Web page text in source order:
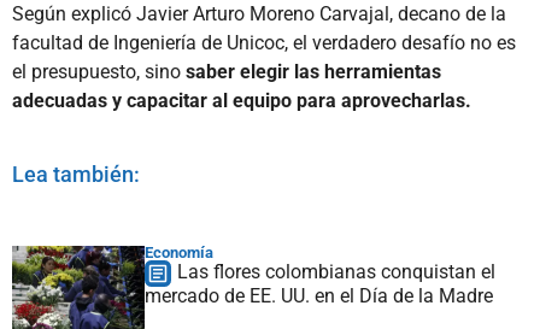
Según explicó Javier Arturo Moreno Carvajal, decano de la
facultad de Ingeniería de Unicoc, el verdadero desafío no es
el presupuesto, sino saber elegir las herramientas
adecuadas y capacitar al equipo para aprovecharlas.
Lea también:
Economía
Las flores colombianas conquistan el
mercado de EE. UU. en el Día de la Madre